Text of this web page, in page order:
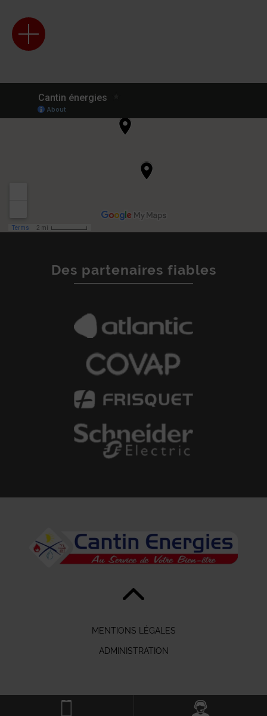
Des partenaires fiables
MENTIONS LÉGALES
ADMINISTRATION